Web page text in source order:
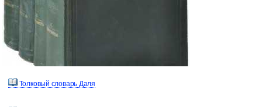
Толковый словарь Даля